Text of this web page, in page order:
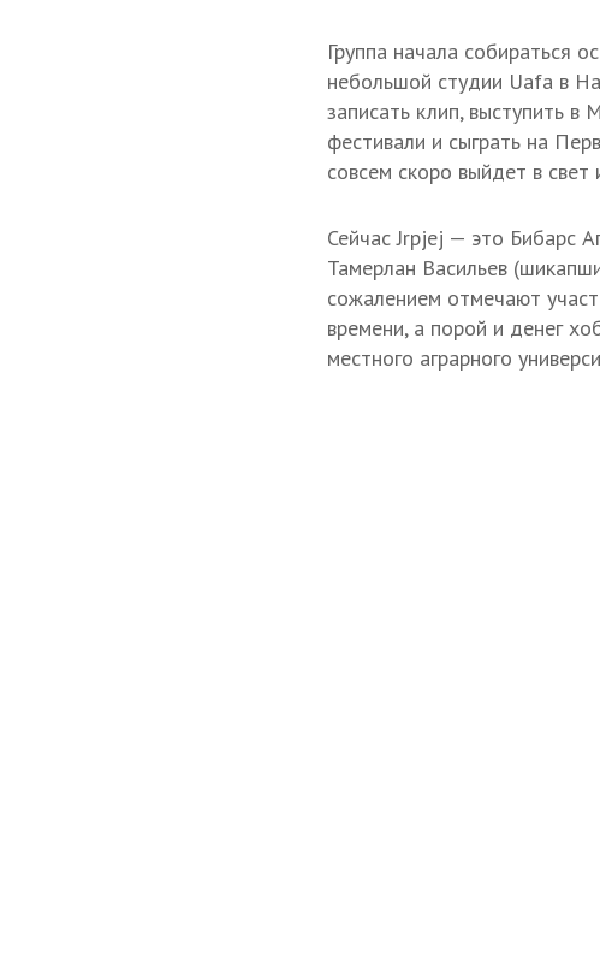
Группа начала собираться
небольшой студии Uafa в
записать клип, выступить в
фестивали и сыграть на
совсем скоро выйдет в
Сейчас Jrpjej — это Бибарс
Тамерлан Васильев
сожалением отмечают
времени, а порой и денег
местного аграрного